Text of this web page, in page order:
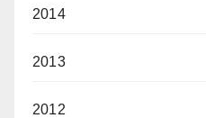
2014
2013
2012